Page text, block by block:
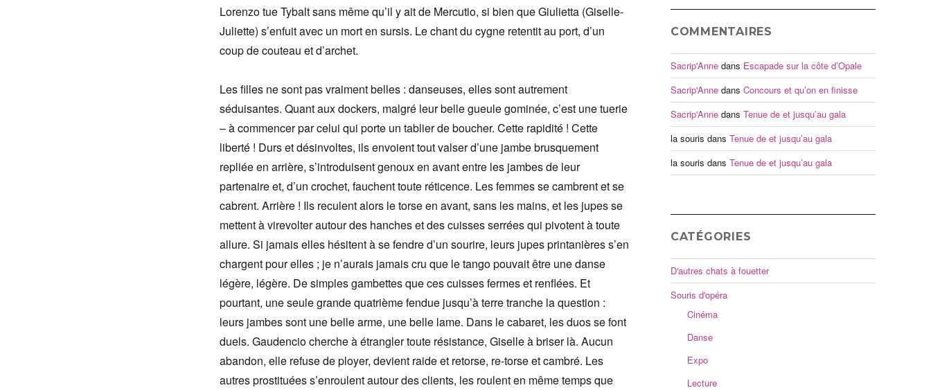
Lorenzo tue Tybalt sans même qu’il y ait de Mercutio, si bien que Giulietta (Giselle-
Juliette) s’enfuit avec un mort en sursis. Le chant du cygne retentit au port, d’un
coup de couteau et d’archet.
Les filles ne sont pas vraiment belles : danseuses, elles sont autrement
séduisantes. Quant aux dockers, malgré leur belle gueule gominée, c’est une tuerie
– à commencer par celui qui porte un tablier de boucher. Cette rapidité ! Cette
liberté ! Durs et désinvoltes, ils envoient tout valser d’une jambe brusquement
repliée en arrière, s’introduisent genoux en avant entre les jambes de leur
partenaire et, d’un crochet, fauchent toute réticence. Les femmes se cambrent et se
cabrent. Arrière ! Ils reculent alors le torse en avant, sans les mains, et les jupes se
mettent à virevolter autour des hanches et des cuisses serrées qui pivotent à toute
allure. Si jamais elles hésitent à se fendre d’un sourire, leurs jupes printanières s’en
chargent pour elles ; je n’aurais jamais cru que le tango pouvait être une danse
légère, légère. De simples gambettes que ces cuisses fermes et renflées. Et
pourtant, une seule grande quatrième fendue jusqu’à terre tranche la question :
leurs jambes sont une belle arme, une belle lame. Dans le cabaret, les duos se font
duels. Gaudencio cherche à étrangler toute résistance, Giselle à briser là. Aucun
abandon, elle refuse de ployer, devient raide et retorse, re-torse et cambré. Les
autres prostituées s’enroulent autour des clients, les roulent en même temps que
COMMENTAIRES
Sacrip'Annedans Escapade sur la côte d’Opale
Sacrip'Annedans Concours et qu’on en finisse
Sacrip'Annedans Tenue de et jusqu’au gala
la souris dans Tenue de et jusqu’au gala
la souris dans Tenue de et jusqu’au gala
CATÉGORIES
D'autres chats à fouetter
Souris d'opéra
Cinéma
Danse
Expo
Lecture